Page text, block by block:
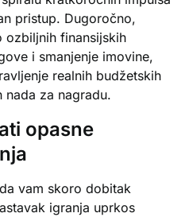
pristup. Dugoročno,
finansijskih
i smanjenje imovine,
realnih budžetskih
nada za nagradu.
opasne
vam skoro dobitak
igranja uprkos